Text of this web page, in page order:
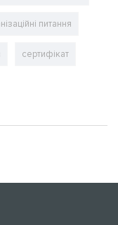
питання
сертифікат